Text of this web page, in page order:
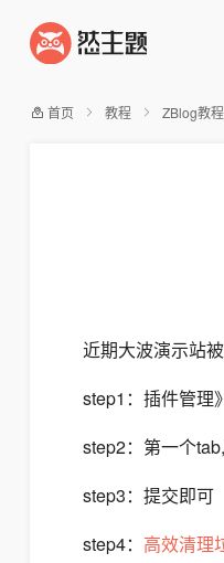
首页 教程 ZBlog教程
近期大波演示站
step1：插件管理
step2：第一个
step3：提交即可
step4： 高效清理